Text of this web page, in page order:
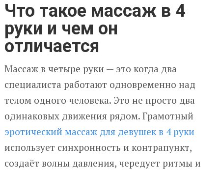
Что такое массаж в 4
руки и чем он
отличается
Массаж в четыре руки — это когда два
специалиста работают одновременно над
телом одного человека. Это не просто два
одинаковых движения рядом. Грамотный
эротический массаж для девушек в 4 руки
использует синхронность и контрапункт,
создаёт волны давления, чередует ритмы и